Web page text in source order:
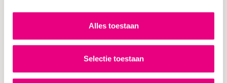
Alles toestaan
Selectie toestaan
Het retentierecht biedt belangrijke bescherming voor
aannemers binnen de Bouw- en Vastgoedsector. Het stelt hen
in staat om hun werk betaald te krijgen voordat zij een